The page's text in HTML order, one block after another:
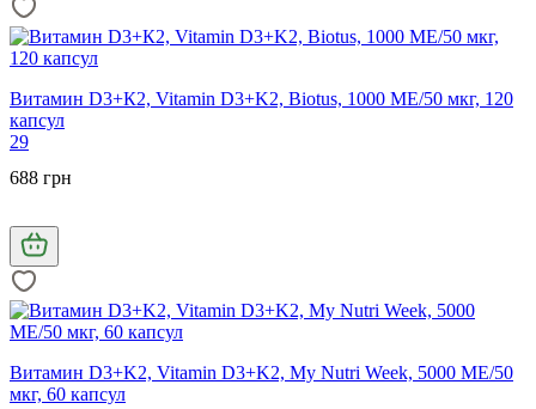
Витамин D3+К2, Vitamin D3+K2, Biotus, 1000 МЕ/50 мкг, 120
капсул
29
688 грн
Витамин D3+K2, Vitamin D3+K2, My Nutri Week, 5000 МЕ/50
мкг, 60 капсул